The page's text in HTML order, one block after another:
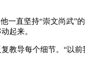
一直坚持“崇文尚武
起来。
教导每个细节。“以